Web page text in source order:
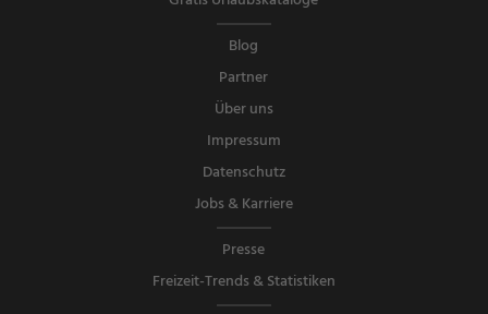
Blog
Partner
Über uns
Impressum
Datenschutz
Jobs & Karriere
Presse
Freizeit-Trends & Statistiken